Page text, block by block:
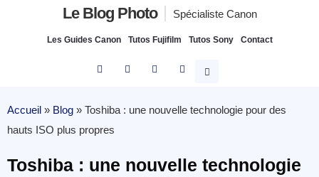
Le Blog Photo Spécialiste Canon
Les Guides Canon Tutos Fujifilm Tutos Sony Contact
Accueil » Blog » Toshiba : une nouvelle technologie pour des
hauts ISO plus propres
Toshiba : une nouvelle technologie